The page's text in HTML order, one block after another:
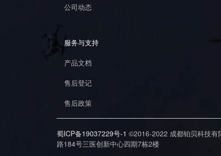
公司动态
服务与支持
产品文档
售后登记
售后政策
蜀ICP备19037229号-1 ©2016-2022 成都铂贝科技
路184号三医创新中心四期7栋2楼